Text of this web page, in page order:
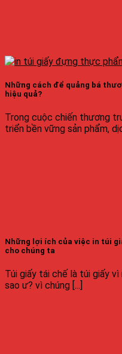
Những cách để quảng bá
hiệu quả?
Trong cuộc chiến thương
triển bền vững sản phẩm,
Những lợi ích của việc in túi
cho chúng ta
Túi giấy tái chế là túi giấy
sao ư? vì chúng [...]